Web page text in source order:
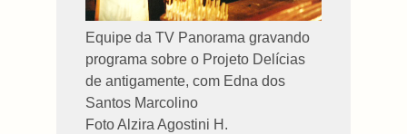
Equipe da TV Panorama gravando
programa sobre o Projeto Delícias
de antigamente, com Edna dos
Santos Marcolino
Foto Alzira Agostini H.